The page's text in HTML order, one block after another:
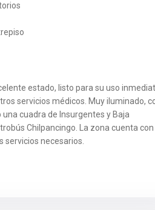
estado, listo para su uso
servicios médicos. Muy iluminado,
cuadra de Insurgentes y Baja
Chilpancingo. La zona cuenta con
servicios necesarios.